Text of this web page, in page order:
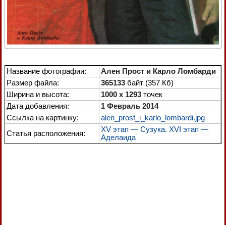
Название фотографии:
Ален Прост и Карло Ломбарди
Размер файла:
365133 байт (357 Кб)
Ширина и высота:
1000 x 1293 точек
Дата добавления:
1 Февраль 2014
Ссылка на картинку:
alen_prost_i_karlo_lombardi.jpg
Статья расположения:
XV этап — Сузука. XVI этап —
Аделаида